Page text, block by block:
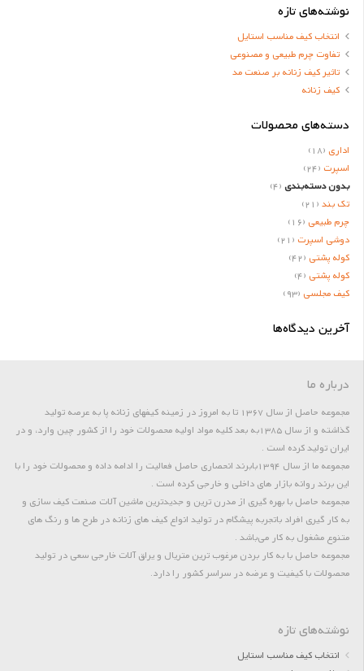
نوشته‌های تازه
انتخاب کیف مناسب استایل
تفاوت چرم طبیعی و مصنوعی
تاثیر کیف زنانه بر صنعت مد
کیف زنانه
دسته‌های محصولات
اداری (18)
اسپرت (24)
بدون دسته‌بندی (4)
تک بند (21)
چرم طبیعی (16)
دوشی اسپرت (21)
کوله پشتی (42)
کوله پشتی (4)
کیف مجلسی (93)
آخرین دیدگاه‌ها
درباره ما
مجموعه حاصل از سال 1367 تا به امروز در زمینه کیفهای زنانه پا به عرصه تولید
گذاشته و از سال 1385به بعد کلیه مواد اولیه محصولات خود را از کشور چین وارد، و در
ایران تولید کرده است .
مجموعه ما از سال 1394بابرند انحصاری حاصل فعالیت را ادامه داده و محصولات خود را با
این برند روانه بازار های داخلی و خارجی کرده است .
مجموعه حاصل با بهره گیری از مدرن ترین و جدیدترین ماشین آلات صنعت کیف سازی و
به کار گیری افراد باتجربه پیشگام در تولید انواع کیف های زنانه در طرح ها و رنگ های
متنوع مشغول به کار می‌باشد .
مجموعه حاصل با به کار بردن مرغوب ترین متریال و یراق آلات خارجی سعی در تولید
محصولات با کیفیت و عرضه در سراسر کشور را دارد.
نوشته‌های تازه
انتخاب کیف مناسب استایل